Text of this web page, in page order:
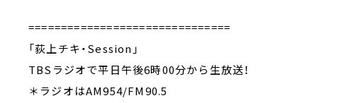
===============================
「荻上チキ・Session」
TBSラジオで平日午後6時00分から生放送！
＊ラジオはAM954/FM90.5